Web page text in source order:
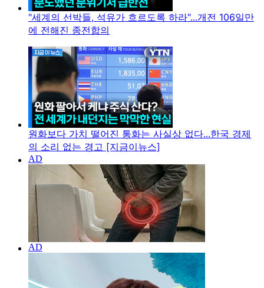
"세계의 선박들, 석유가 흐르도록 하라"...개전 106일만
에 전해진 종전합의
원화보다 가치 떨어진 통화는 사실상 없다...한국 경제
의 소리 없는 경고 [지금이뉴스]